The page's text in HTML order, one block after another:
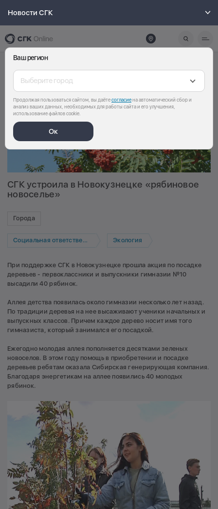
Новости СГК
Ваш регион
Выберите город
Продолжая пользоваться сайтом, вы даётесогласиена автоматический сбор и
анализ ваших данных, необходимых для работы сайта и его улучшения,
использование файлов cookie.
Ок
СГК устроила в Новокузнецке «рябиновое
новоселье»
Города
Социальная ответственность Экология
При поддержке СГК в Новокузнецке прошла акция по посадке
деревьев - первоклассники и выпускники гимназии №10
высадили 40 рябинок.
Аллея детства появилась около гимназии несколько лет назад.
По традиции деревья на нее высаживают ученики начальных и
выпускных классов. Причем каждое дерево носит имя того
гимназиста, который занимался его посадкой.
Ежегодно молодая аллея пополняется десятками зеленых
новоселов. В этом году помощь в приобретении и посадке
деревьев ребятам оказала Сибирская генерирующая компания.
Благодаря энергетикам на аллее появились 40 молодых
рябинок.